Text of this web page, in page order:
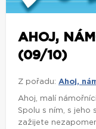
AHOJ,
(09/10)
Z pořadu: Ahoj,
Ahoj, malí
Spolu s ním, s jeho
zažijete